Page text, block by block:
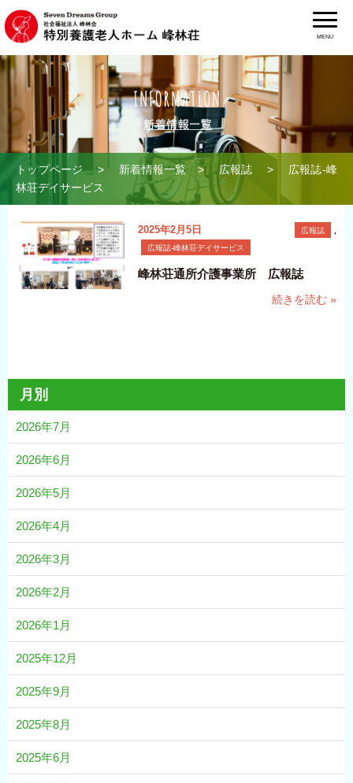
MENU
トップページ> 新着情報一覧>広報誌 > 広報誌-峰
林荘デイサービス
2025年2月5日 広報誌
広報誌-峰林荘デイサービス
峰林荘通所介護事業所 広報誌
続きを読む »
月別
2026年7月
2026年6月
2026年5月
2026年4月
2026年3月
2026年2月
2026年1月
2025年12月
2025年9月
2025年8月
2025年6月